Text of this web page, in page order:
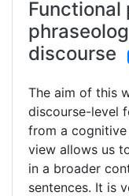
discourse
The aim of this
discourse-level
from a
view allows us
in a broader
sentences. It is